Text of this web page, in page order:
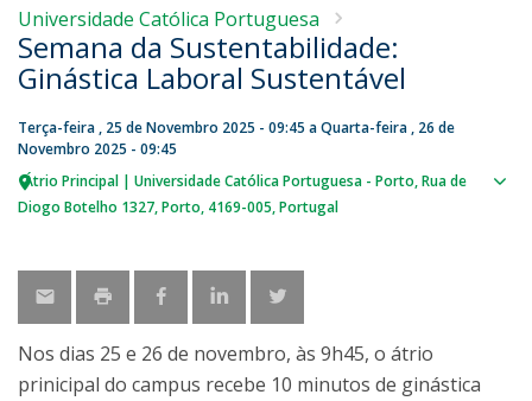
Universidade Católica Portuguesa
Semana da Sustentabilidade:
Ginástica Laboral Sustentável
Terça-feira , 25 de Novembro 2025 - 09:45 aQuarta-feira , 26 de
Novembro 2025 - 09:45
Átrio Principal | Universidade Católica Portuguesa - Porto Rua de
Diogo Botelho 1327 Porto 4169-005 Portugal
Nos dias 25 e 26 de novembro, às 9h45, o átrio
prinicipal do campus recebe 10 minutos de ginástica